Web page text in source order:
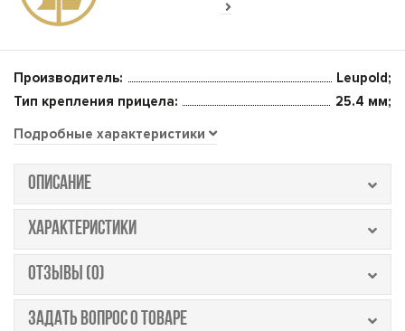
Производитель:
Leupold;
Тип крепления прицела:
25.4 мм;
Подробные характеристики
ОПИСАНИЕ
ХАРАКТЕРИСТИКИ
ОТЗЫВЫ (0)
ЗАДАТЬ ВОПРОС О ТОВАРЕ